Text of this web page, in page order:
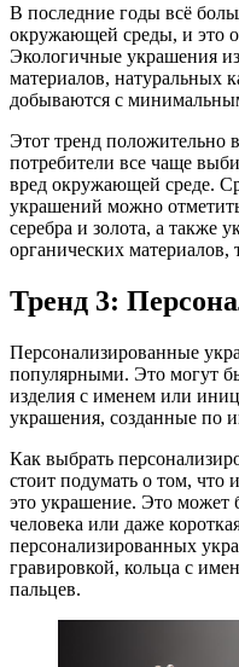
В последние годы всё
окружающей среды, и это
Экологичные украшения
материалов, натуральных
добываются с
Этот тренд положительно
потребители все чаще
вред окружающей среде.
украшений можно
серебра и золота, а также
органических материалов,
Тренд 3:
Персонализированные
популярными. Это могут
изделия с именем или
украшения, созданные по
Как выбрать
стоит подумать о том, что
это украшение. Это может
человека или даже
персонализированных
гравировкой, кольца с
пальцев.